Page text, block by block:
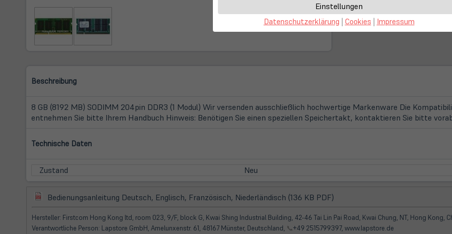
Beschreibung
8 GB (8192 MB) SODIMM 204pin DDR3 (1 Modul) Wir versenden ausschließlich hochwertige Markenware Die
entnehmen Sie bitte Ihrem Handbuch Hinweis: Benötigen Sie einen speziellen Speichertakt, kontaktieren Sie bitte
Technische Daten
Zustand Neu
(öffnet
in
neuem
Tab)
Bedienungsanleitung Deutsch, Englisch, Französisch, Niederländisch (136 KB PDF)
in
neuem
Tab)
Hersteller: Firstcom Hong Kong ltd, room 023, 9/F, block G, Kwai Shing Industrial Building, 42-46 Tai Lin Pai Road, Kwai Chung, NT, Hong Kong,
Verantwortliche Person: Lapstore GmbH, Amelunxenstr. 61, 48167 Münster, Deutschland, 📞+49 2515799397, www.lapstore.de
Einstellungen
Datenschutzerklärung | Cookies | Impressum